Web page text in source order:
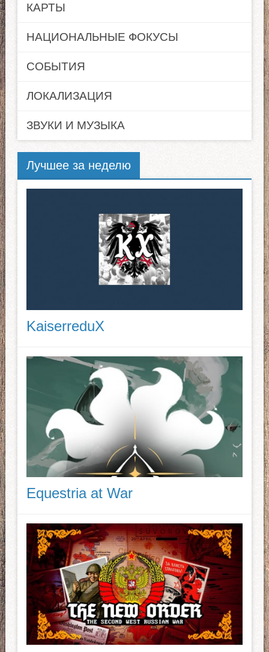
КАРТЫ
НАЦИОНАЛЬНЫЕ ФОКУСЫ
СОБЫТИЯ
ЛОКАЛИЗАЦИЯ
ЗВУКИ И МУЗЫКА
Лучшее за неделю
KaiserreduX
Equestria at War